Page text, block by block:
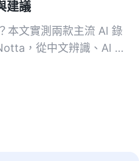
建議
本文實測兩款主流 AI 錄
，從中文辨識、AI 摘